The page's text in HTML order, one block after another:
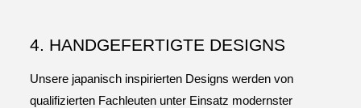
4. HANDGEFERTIGTE DESIGNS
Unsere japanisch inspirierten Designs werden von
qualifizierten Fachleuten unter Einsatz modernster